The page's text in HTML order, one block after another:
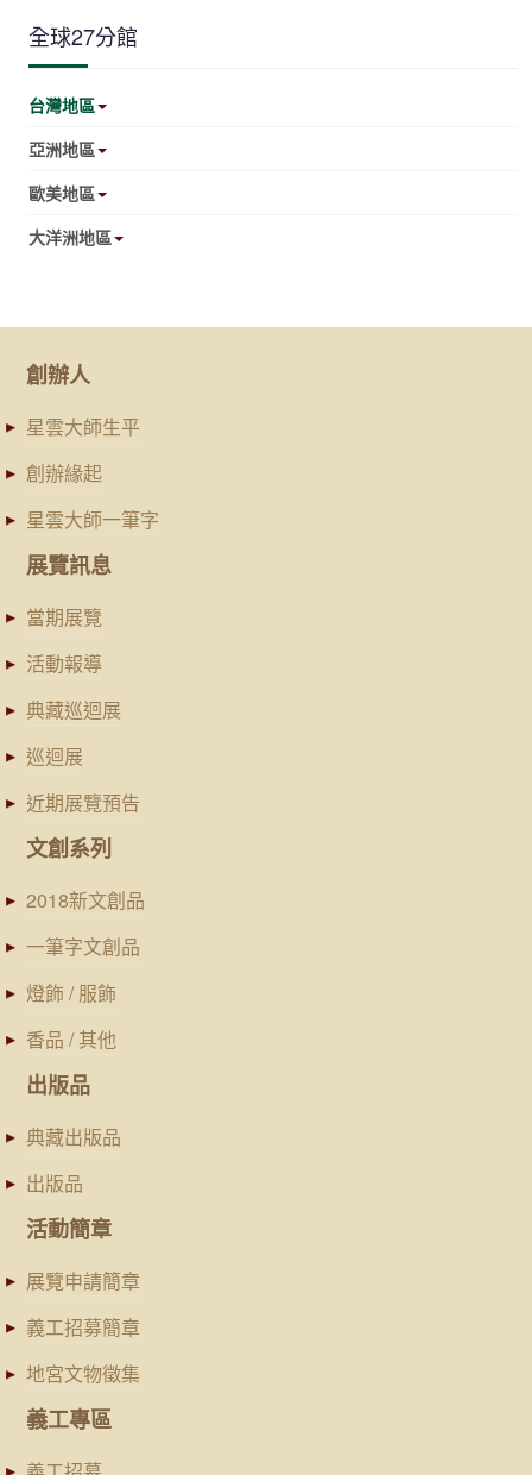
全球27分館
台灣地區
亞洲地區
歐美地區
大洋洲地區
創辦人
星雲大師生平
創辦緣起
星雲大師一筆字
展覽訊息
當期展覽
活動報導
典藏巡迴展
巡迴展
近期展覽預告
文創系列
2018新文創品
一筆字文創品
燈飾 / 服飾
香品 / 其他
出版品
典藏出版品
出版品
活動簡章
展覽申請簡章
義工招募簡章
地宮文物徵集
義工專區